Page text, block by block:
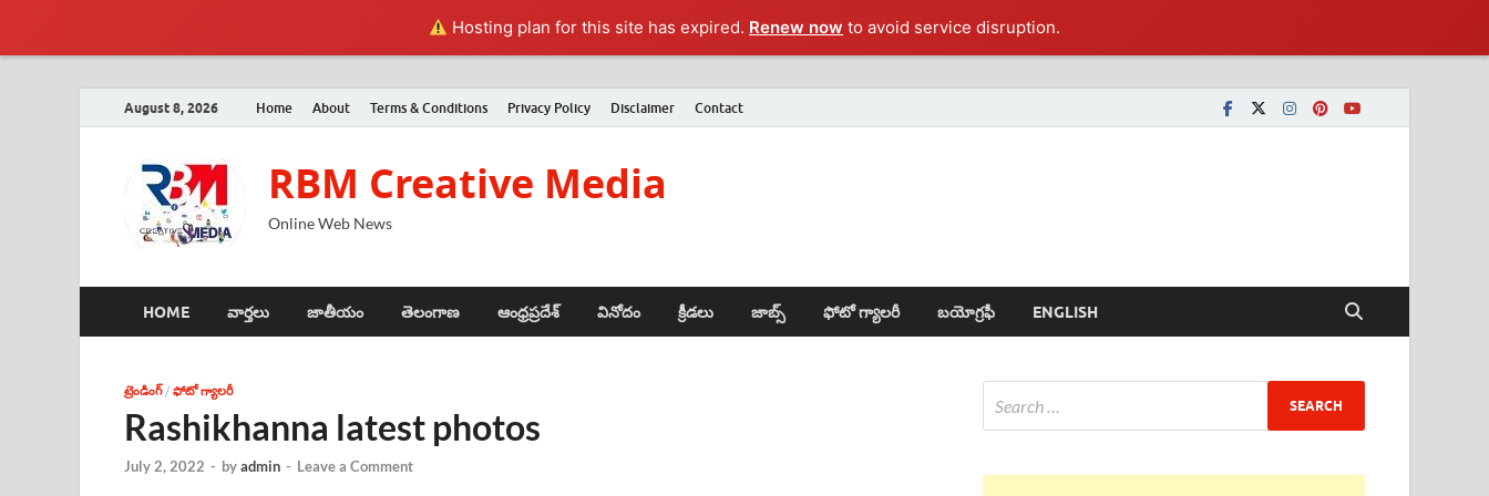
Hosting plan for this site has expired. Renew now to avoid service disruption.
August 8, 2026 Home About Terms & Conditions Privacy Policy Disclaimer Contact
RBM Creative Media
Online Web News
HOME వార్తలు జాతీయం తెలంగాణ ఆంధ్రప్రదేశ్ వినోదం క్రీడలు జాబ్స్ ఫోటో గ్యాలరీ బయోగ్రఫీ ENGLISH
ట్రెండింగ్/ ఫోటో గ్యాలరీ
Rashikhanna latest photos
July 2, 2022 - byadmin - Leave a Comment